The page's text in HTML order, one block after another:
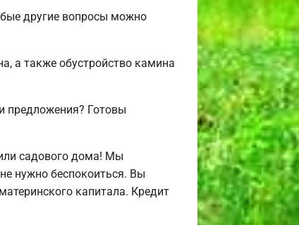
другие вопросы можно
а также обустройство камина
предложения? Готовы
садового дома! Мы
нужно беспокоиться. Вы
капитала. Кредит